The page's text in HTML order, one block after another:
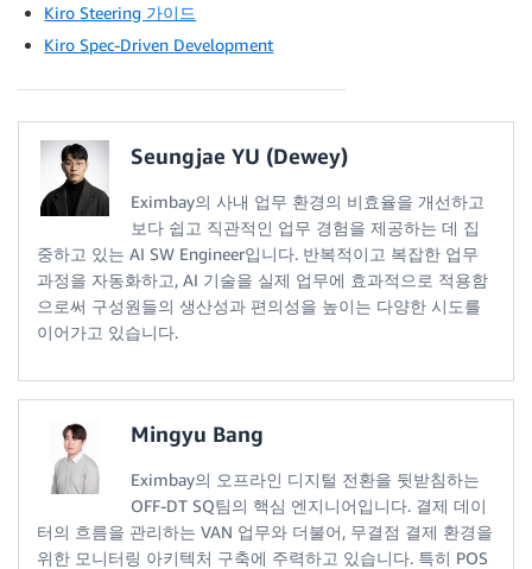
Kiro Steering 가이드
Kiro Spec-Driven Development
Seungjae YU (Dewey)
Eximbay의 사내 업무 환경의 비효율을 개선하고
보다 쉽고 직관적인 업무 경험을 제공하는 데 집
중하고 있는 AI SW Engineer입니다. 반복적이고 복잡한 업무
과정을 자동화하고, AI 기술을 실제 업무에 효과적으로 적용함
으로써 구성원들의 생산성과 편의성을 높이는 다양한 시도를
이어가고 있습니다.
Mingyu Bang
Eximbay의 오프라인 디지털 전환을 뒷받침하는
OFF-DT SQ팀의 핵심 엔지니어입니다. 결제 데이
터의 흐름을 관리하는 VAN 업무와 더불어, 무결점 결제 환경을
위한 모니터링 아키텍처 구축에 주력하고 있습니다. 특히 POS